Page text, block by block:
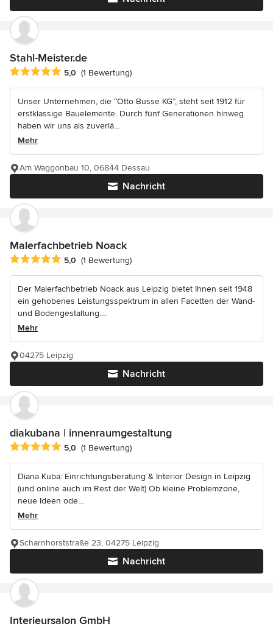
Stahl-Meister.de
Durchschnittliche Bewertung: 5 von 5 Sternen
5,0 (1 Bewertung)
Unser Unternehmen, die “Otto Busse KG”, steht seit 1912 für
erstklassige Bauelemente. Durch fünf Generationen hinweg
haben wir uns als zuverlä...
Mehr
Nachricht
Am Waggonbau 10, 06844 Dessau
Malerfachbetrieb Noack
Durchschnittliche Bewertung: 5 von 5 Sternen
5,0 (1 Bewertung)
Der Malerfachbetrieb Noack aus Leipzig bietet Ihnen seit 1948
ein gehobenes Leistungsspektrum in allen Facetten der Wand-
und Bodengestaltung....
Mehr
Nachricht
04275 Leipzig
diakubana | innenraumgestaltung
Durchschnittliche Bewertung: 5 von 5 Sternen
5,0 (1 Bewertung)
Diana Kuba: Einrichtungsberatung & Interior Design in Leipzig
(und online auch im Rest der Welt) Ob kleine Problemzone,
neue Ideen ode...
Mehr
Nachricht
Scharnhorststraße 23, 04275 Leipzig
Interieursalon GmbH